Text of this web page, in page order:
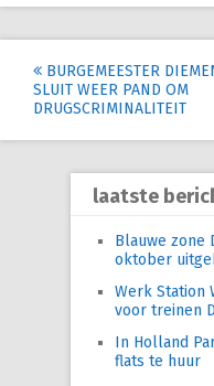
Post
navigation
BURGEMEESTER
SLUIT WEER PAND OM
DRUGSCRIMINALITEIT
laatste
Blauwe zone
oktober
Werk Station
voor treinen
In Holland
flats te huur